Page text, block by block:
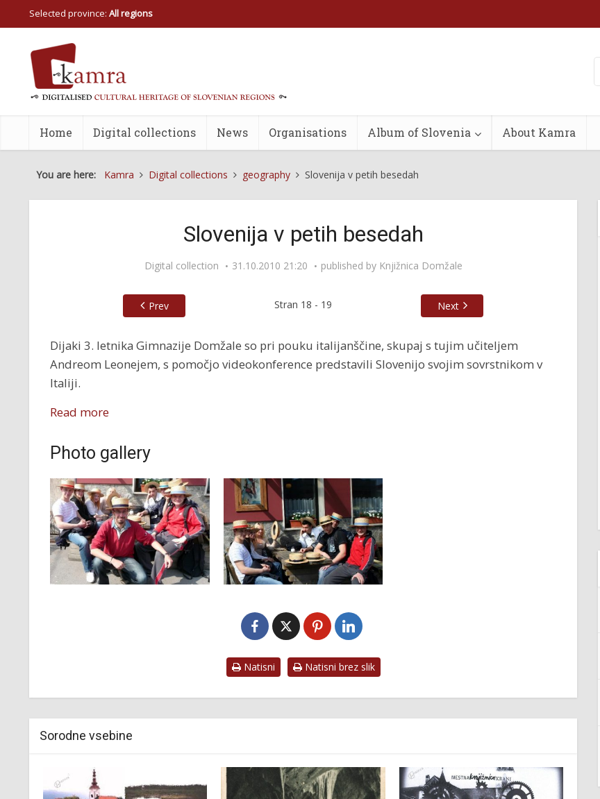
Selected province: All regions
Home Digital collections News Organisations Album of Slovenia About Kamra
You are here: Kamra Digital collections geography Slovenija v petih besedah
Slovenija v petih besedah
Digital collection 31.10.2010 21:20 published by Knjižnica Domžale
Stran 18 - 19
Prev Next
Dijaki 3. letnika Gimnazije Domžale so pri pouku italijanščine, skupaj s tujim učiteljem
Andreom Leonejem, s pomočjo videokonference predstavili Slovenijo svojim sovrstnikom v
Italiji.
Read more
Photo gallery
Natisni Natisni brez slik
Sorodne vsebine